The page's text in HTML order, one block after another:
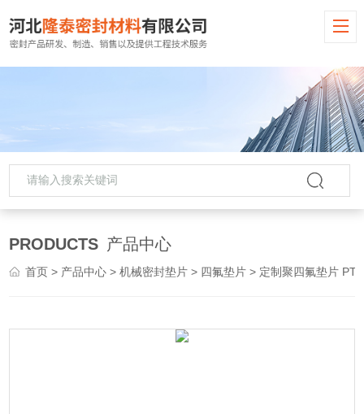
PRODUCTS 产品中心
首页 > 产品中心 >机械密封垫片 > 四氟垫片 > 定制聚四氟垫片 PTFE垫片 铁氟龙垫片